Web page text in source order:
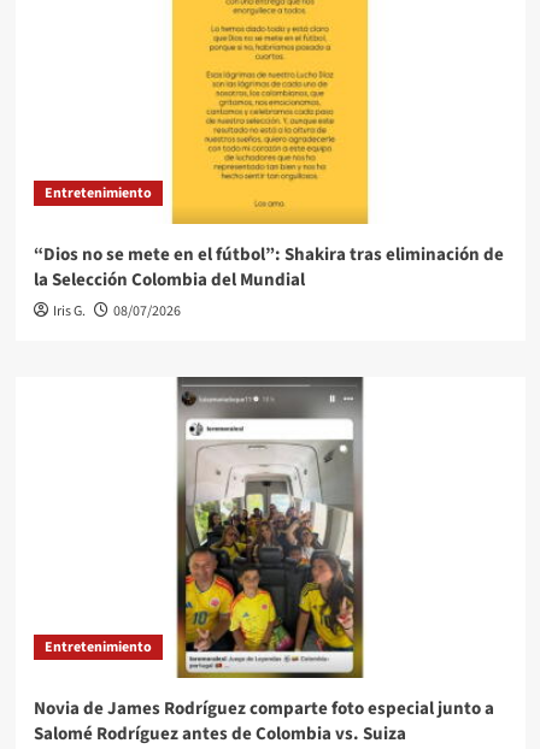
Entretenimiento
“Dios no se mete en el fútbol”: Shakira tras eliminación de
la Selección Colombia del Mundial
Iris G. 08/07/2026
Entretenimiento
Novia de James Rodríguez comparte foto especial junto a
Salomé Rodríguez antes de Colombia vs. Suiza